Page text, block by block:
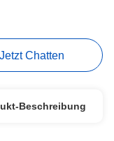
Jetzt Chatten
Beschreibung